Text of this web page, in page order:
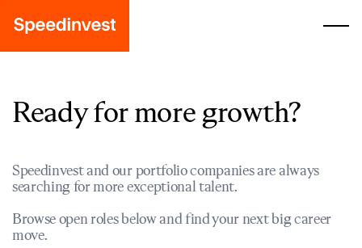
Ready for more growth?
Speedinvest and our portfolio companies are always
searching for more exceptional talent.
Browse open roles below and find your next big career
move.